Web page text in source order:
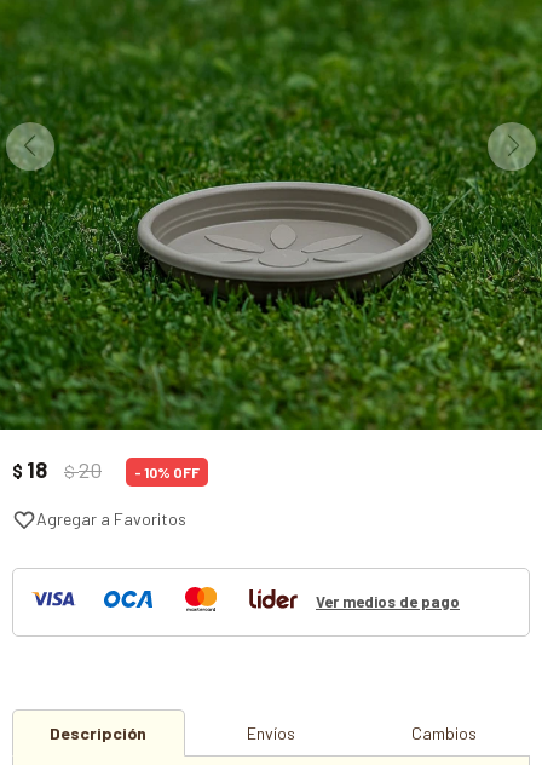
$ 18 $20 10
Ver medios de pago
Descripción Envíos Cambios